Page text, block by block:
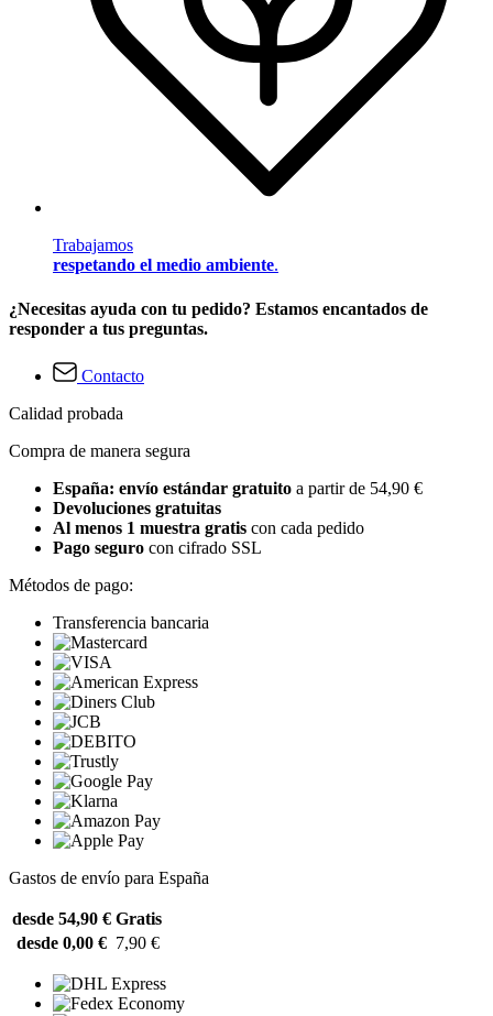
Trabajamos
respetando el medio ambiente.
¿Necesitas ayuda con tu pedido? Estamos encantados de
responder a tus preguntas.
Contacto
Calidad probada
Compra de manera segura
España: envío estándar gratuito a partir de 54,90 €
Devoluciones gratuitas
Al menos 1 muestra gratis con cada pedido
Pago seguro con cifrado SSL
Métodos de pago:
Transferencia bancaria
Gastos de envío para España
desde 54,90 € Gratis
desde 0,00 € 7,90 €